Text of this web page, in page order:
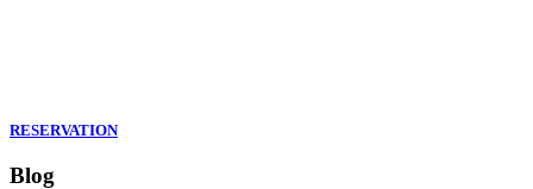
RESERVATION
Blog